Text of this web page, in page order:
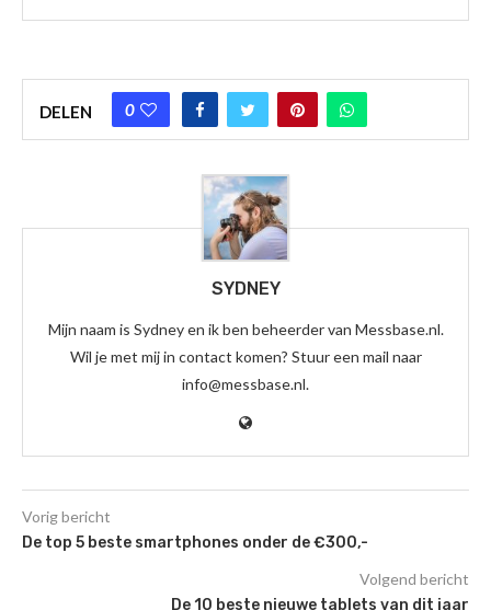
DELEN 0
SYDNEY
Mijn naam is Sydney en ik ben beheerder van Messbase.nl.
Wil je met mij in contact komen? Stuur een mail naar
info@messbase.nl.
Vorig bericht
De top 5 beste smartphones onder de €300,-
Volgend bericht
De 10 beste nieuwe tablets van dit jaar